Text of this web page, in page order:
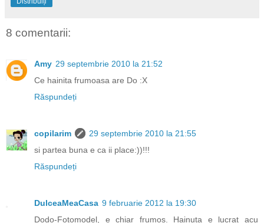
8 comentarii:
Amy 29 septembrie 2010 la 21:52
Ce hainita frumoasa are Do :X
Răspundeți
copilarim
29 septembrie 2010 la 21:55
si partea buna e ca ii place:))!!!
Răspundeți
DulceaMeaCasa 9 februarie 2012 la 19:30
Dodo-Fotomodel, e chiar frumos. Hainuta e lucrat acu